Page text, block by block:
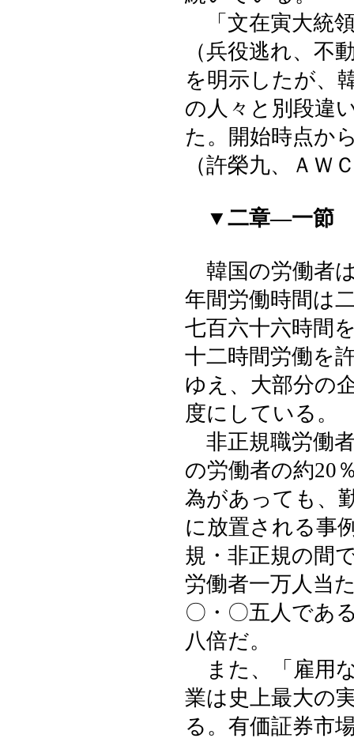
「文在寅大統
（兵役逃れ、不
を明示したが、
の人々と別段違
た。開始時点か
（許榮九、ＡＷ
▼二章―一節
韓国の労働者
年間労働時間は
七百六十六時間
十二時間労働を
ゆえ、大部分の
度にしている。
非正規職労働
の労働者の約20
為があっても、
に放置される事
規・非正規の間
労働者一万人当
〇・〇五人であ
八倍だ。
また、「雇用
業は史上最大の
る。有価証券市